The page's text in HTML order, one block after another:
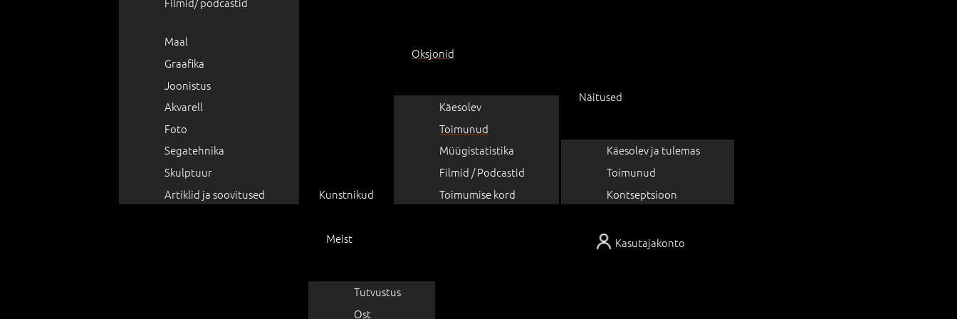
Kasutajakonto
Maal
Graafika
Joonistus
Akvarell
Foto
Segatehnika
Skulptuur
Artiklid ja soovitused
Kunstnikud
Oksjonid
Käesolev
Toimunud
Müügistatistika
Filmid / Podcastid
Toimumise kord
Näitused
Käesolev ja tulemas
Toimunud
Kontseptsioon
Meist
Tutvustus
Ost